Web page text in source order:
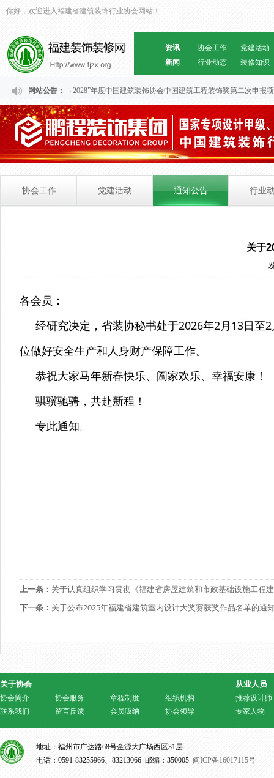
你好，欢迎进入福建省建筑装饰行业协会网站！
资讯
新闻
协会工作
党建活动
行业动态
装修知识
网站公告：
关于福建省“2024～2028”年度中国建筑装饰协会中国建筑工程装饰奖第二次申报
协会工作 党建活动 通知公告 行业
关于
各会员：
经研究决定，省装协秘书处于2026年2月13日至
位做好安全生产和人身财产保障工作。
恭祝大家马年新春快乐、阖家欢乐、幸福安康！
骐骥驰骋，共赴新程！
专此通知。
上一条： 关于认真组织学习贯彻《福建省房屋建筑和市政基础设施工程
下一条： 关于公布2025年福建省建筑室内设计大奖赛获奖作品名单的通
关于协会
协会简介 协会服务 章程制度
组织机构
联系我们
留言反馈 会员吸纳 协会领导
从业人员
推荐设计师
专家人物
地址：福州市广达路68号金源大广场西区31层
电话：0591-83255966、83213066 邮编：350005 闽ICP备16017115号